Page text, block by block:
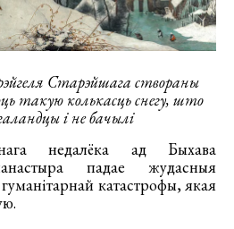
Старэйшага створаны
такую колькасць снегу, што
і не бачылі
недалёка ад Быхава
падае жудасныя
катастрофы, якая